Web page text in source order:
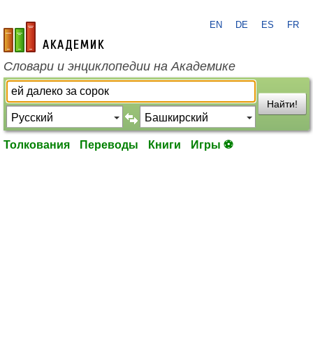
academic.ru
EN DE ES FR
Словари и энциклопедии на Академике
Найти!
Толкования Переводы Книги Игры ⚽